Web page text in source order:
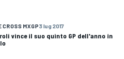
CROSS MXGP3 lug 2017
vince il suo quinto GP dell'anno in